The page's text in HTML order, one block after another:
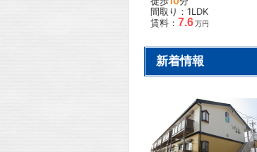
間取り：1LDK
賃料： 7.6万円
新着情報